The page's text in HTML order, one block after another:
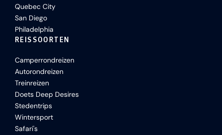
Quebec City
San Diego
Philadelphia
REISSOORTEN
Camperrondreizen
Autorondreizen
Treinreizen
Doets Deep Desires
Stedentrips
Wintersport
Safari's